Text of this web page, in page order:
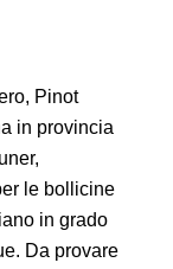
Pinot
in provincia
le bollicine
in grado
Da provare